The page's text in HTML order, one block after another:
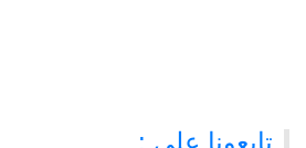
تابعونا على :